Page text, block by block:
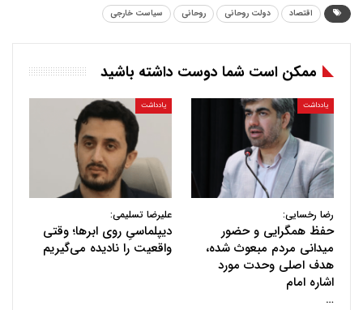
اقتصاد دولت روحانی روحانی سیاست خارجی
ممکن است شما دوست داشته باشید
یادداشت
رضا رخسایی:
حفظ همگرایی و حضور
میدانی مردم مبعوث شده،
هدف اصلی وحدت مورد
اشاره امام
…
یادداشت
علیرضا تسلیمی:
دیپلماسیِ روی ابرها؛ وقتی
واقعیت را نادیده می‌گیریم